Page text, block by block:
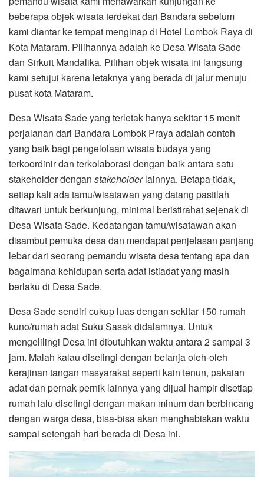
beberapa objek wisata terdekat dari Bandara sebelum
kami diantar ke tempat menginap di Hotel Lombok Raya di
Kota Mataram. Pilihannya adalah ke Desa Wisata Sade
dan Sirkuit Mandalika. Pilihan objek wisata ini langsung
kami setujui karena letaknya yang berada di jalur menuju
pusat kota Mataram.
Desa Wisata Sade yang terletak hanya sekitar 15 menit
perjalanan dari Bandara Lombok Praya adalah contoh
yang baik bagi pengelolaan wisata budaya yang
terkoordinir dan terkolaborasi dengan baik antara satu
stakeholder dengan stakeholderlainnya. Betapa tidak,
setiap kali ada tamu/wisatawan yang datang pastilah
ditawari untuk berkunjung, minimal beristirahat sejenak di
Desa Wisata Sade. Kedatangan tamu/wisatawan akan
disambut pemuka desa dan mendapat penjelasan panjang
lebar dari seorang pemandu wisata desa tentang apa dan
bagaimana kehidupan serta adat istiadat yang masih
berlaku di Desa Sade.
Desa Sade sendiri cukup luas dengan sekitar 150 rumah
kuno/rumah adat Suku Sasak didalamnya. Untuk
mengelilingi Desa ini dibutuhkan waktu antara 2 sampai 3
jam. Malah kalau diselingi dengan belanja oleh-oleh
kerajinan tangan masyarakat seperti kain tenun, pakaian
adat dan pernak-pernik lainnya yang dijual hampir disetiap
rumah lalu diselingi dengan makan minum dan berbincang
dengan warga desa, bisa-bisa akan menghabiskan waktu
sampai setengah hari berada di Desa ini.